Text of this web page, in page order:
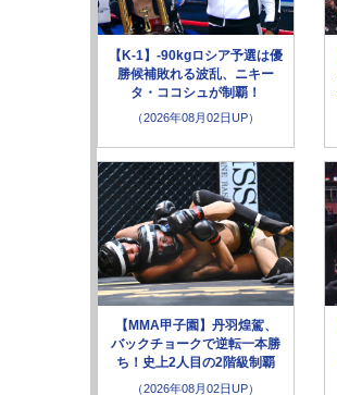
【K-1】-90kgロシア予選は優
勝候補敗れる波乱、ニキー
タ・ココシュが制覇！
（2026年08月02日UP）
【MMA甲子園】丹羽煌駕、
バックチョークで逆転一本勝
ち！史上2人目の2階級制覇
（2026年08月02日UP）